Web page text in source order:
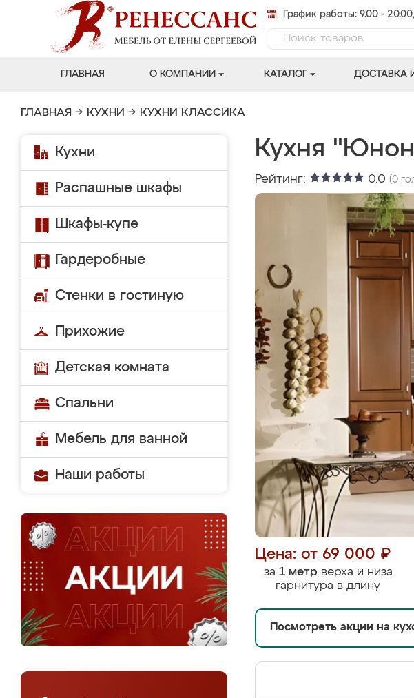
График работы: 9.00 -
ГЛАВНАЯ О КОМПАНИИ КАТАЛОГ ДОСТАВКА
ГЛАВНАЯ → КУХНИ → КУХНИ КЛАССИКА
Кухни
Распашные шкафы
Шкафы-купе
Гардеробные
Стенки в гостиную
Прихожие
Детская комната
Спальни
Мебель для ванной
Наши работы
Кухня
Рейтинг: 0.0 (0
Цена: от 69 000 ₽
за 1 метрверха и низа
гарнитура в длину
Посмотреть акции на